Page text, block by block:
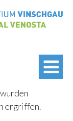
ergriffen.